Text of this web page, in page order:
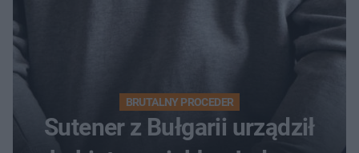
BRUTALNY PROCEDER
Sutener z Bułgarii urządził